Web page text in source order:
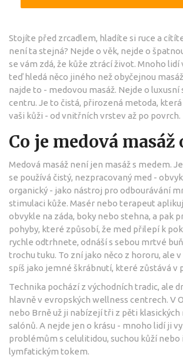
Stojíte před zrcadlem, hladíte si ruce a
není ta stejná? Nejde o věk, nejde o
se vám zdá, že kůže ztrácí život. Mnoho lidí
teď hledá něco jiného než obyčejnou
najde to - medovou masáž. Nejde o luxusní
centru. Je to čistá, přirozená metoda,
vaši kůži - od vnitřních vrstev až po povrch.
Co je medová masáž
Medová masáž není jen masáž s medem.
se používá čistý, nezpracovaný med -
organický - jako nástroj pro odbourávání
stimulaci kůže. Masér nebo terapeut
obvykle na záda, boky nebo stehna, a pak
pohyby, které způsobí, že med přilepí k
rychle odtrhnete, odnáší s sebou mrtvé
trochu tuku. To zní jako něco z hororu, ale
spíš jako jemné škrábnutí, které zůstává v
Technika pochází z východních tradic, ale
hlavně v evropských wellness centrech. V
nebo Brně už ji nabízejí tři z pěti klasických
salónů. A nejde jen o krásu - mnoho lidí ji
problémům s celulitidou, suchou kůží
lymfatickým tokem.